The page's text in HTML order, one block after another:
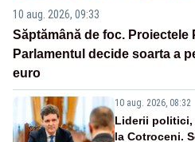
10 aug. 2026, 09:33
Săptămână de foc. Proiectele
Parlamentul decide soarta a
euro
10 aug. 2026, 08:32
Liderii politici,
la Cotroceni.